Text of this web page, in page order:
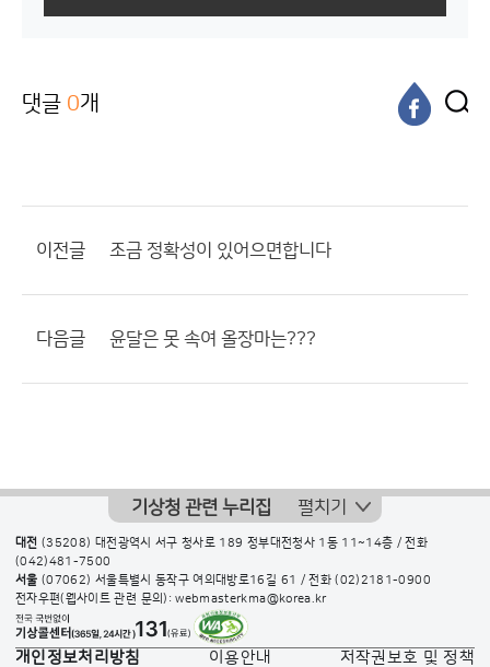
댓글 0개
이전글 조금 정확성이 있어으면합니다
다음글 윤달은 못 속여 올장마는???
기상청 관련 누리집 펼치기
대전 (35208) 대전광역시 서구 청사로 189 정부대전청사 1동 11~14층 / 전화
(042)481-7500
서울 (07062) 서울특별시 동작구 여의대방로16길 61 / 전화(02)2181-0900
전자우편(웹사이트 관련 문의): webmasterkma@korea.kr
개인정보처리방침 이용안내 저작권보호 및 정책